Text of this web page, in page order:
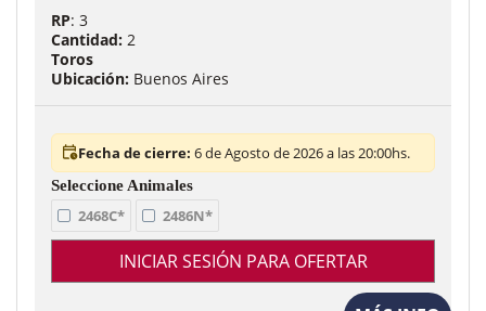
RP: 3
Cantidad: 2
Toros
Ubicación: Buenos Aires
Fecha de cierre: 6 de Agosto de 2026 a las 20:00hs.
2468C* 2486N*
INICIAR SESIÓN PARA OFERTAR